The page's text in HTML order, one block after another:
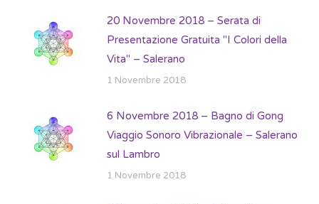
20 Novembre 2018 – Serata di
Presentazione Gratuita "I Colori della
Vita" – Salerano
1 Novembre 2018
6 Novembre 2018 – Bagno di Gong
Viaggio Sonoro Vibrazionale – Salerano
sul Lambro
1 Novembre 2018